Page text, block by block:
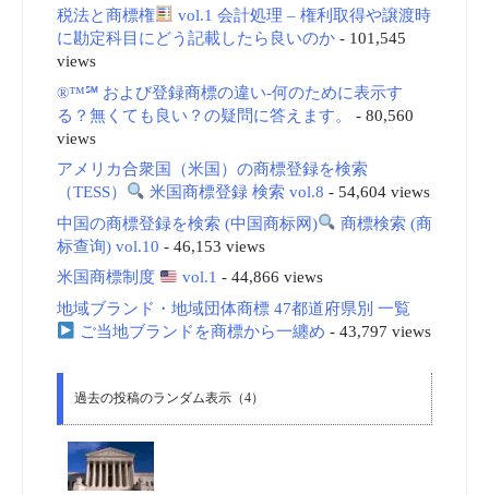
税法と商標権
vol.1 会計処理 – 権利取得や譲渡時
に勘定科目にどう記載したら良いのか- 101,545
views
®™℠ および登録商標の違い-何のために表示す
る？無くても良い？の疑問に答えます。
- 80,560
views
アメリカ合衆国（米国）の商標登録を検索
（TESS）
米国商標登録 検索 vol.8 - 54,604 views
中国の商標登録を検索 (中国商标网)
商標検索 (商
标查询) vol.10 - 46,153 views
米国商標制度
vol.1 - 44,866 views
地域ブランド・地域団体商標 47都道府県別 一覧
ご当地ブランドを商標から一纏め - 43,797 views
過去の投稿のランダム表示（4）